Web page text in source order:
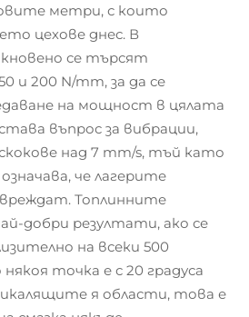
метри, с които
цехове днес. В
се търсят
и 200 N/mm, за да се
на мощност в цялата
въпрос за вибрации,
над 7 mm/s, тъй като
че лагерите
Топлинните
добри резултати, ако се
на всеки 500
точка е с 20 градуса
я области, това е